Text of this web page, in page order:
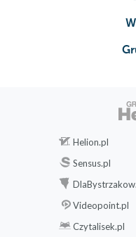
Helion.pl
Sensus.pl
Videopoint.pl
Czytalisek.pl